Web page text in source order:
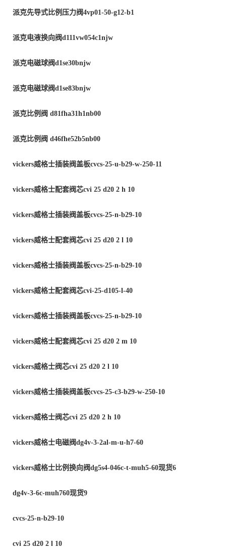
派克先导式比例压力阀4vp01-50-g12-b1
派克电液换向阀d111vw054c1njw
派克电磁球阀d1se30bnjw
派克电磁球阀d1se83bnjw
派克比例阀 d81fha31h1nb00
派克比例阀 d46fhe52b5nb00
vickers威格士插装阀盖板cvcs-25-u-b29-w-250-11
vickers威格士配套阀芯cvi 25 d20 2 h 10
vickers威格士插装阀盖板cvcs-25-n-b29-10
vickers威格士配套阀芯cvi 25 d20 2 l 10
vickers威格士插装阀盖板cvcs-25-n-b29-10
vickers威格士配套阀芯cvi-25-d105-l-40
vickers威格士插装阀盖板cvcs-25-n-b29-10
vickers威格士配套阀芯cvi 25 d20 2 m 10
vickers威格士阀芯cvi 25 d20 2 l 10
vickers威格士插装阀盖板cvcs-25-c3-b29-w-250-10
vickers威格士阀芯cvi 25 d20 2 h 10
vickers威格士电磁阀dg4v-3-2al-m-u-h7-60
vickers威格士比例换向阀dg5s4-046c-t-muh5-60现货6
dg4v-3-6c-muh760现货9
cvcs-25-n-b29-10
cvi 25 d20 2 l 10